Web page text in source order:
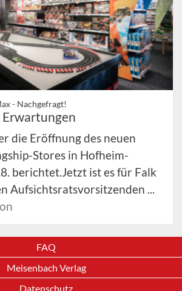
- Nachgefragt!
Erwartungen
die Eröffnung des neuen
Stores in Hofheim-
berichtet.Jetzt ist es für Falk
Aufsichtsratsvorsitzenden ...
FAQ
Meisenbach Verlag
Datenschutz